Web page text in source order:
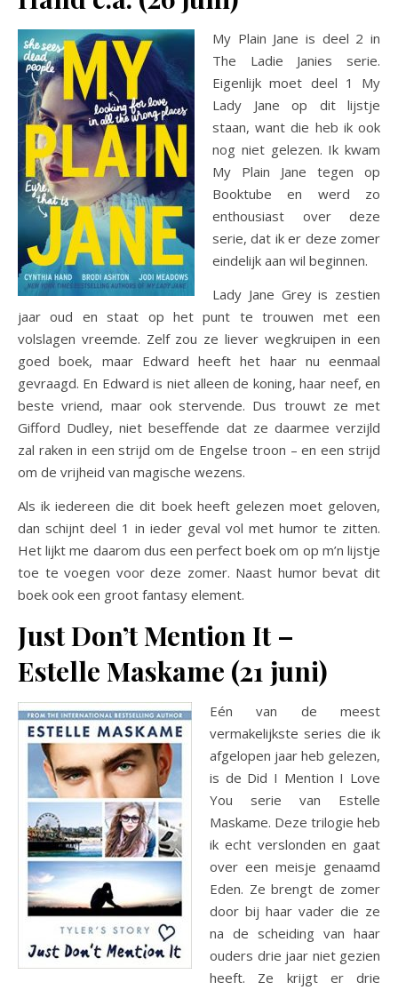
My Plain Jane is deel 2 in
The Ladie Janies serie.
Eigenlijk moet deel 1 My
Lady Jane op dit lijstje
staan, want die heb ik ook
nog niet gelezen. Ik kwam
My Plain Jane tegen op
Booktube en werd zo
enthousiast over deze
serie, dat ik er deze zomer
eindelijk aan wil beginnen.
Lady Jane Grey is zestien
jaar oud en staat op het punt te trouwen met een
volslagen vreemde. Zelf zou ze liever wegkruipen in een
goed boek, maar Edward heeft het haar nu eenmaal
gevraagd. En Edward is niet alleen de koning, haar neef, en
beste vriend, maar ook stervende. Dus trouwt ze met
Gifford Dudley, niet beseffende dat ze daarmee verzijld
zal raken in een strijd om de Engelse troon – en een strijd
om de vrijheid van magische wezens.
Als ik iedereen die dit boek heeft gelezen moet geloven,
dan schijnt deel 1 in ieder geval vol met humor te zitten.
Het lijkt me daarom dus een perfect boek om op m’n lijstje
toe te voegen voor deze zomer. Naast humor bevat dit
boek ook een groot fantasy element.
Just Don’t Mention It –
Estelle Maskame (21 juni)
Eén van de meest
vermakelijkste series die ik
afgelopen jaar heb gelezen,
is de Did I Mention I Love
You serie van Estelle
Maskame. Deze trilogie heb
ik echt verslonden en gaat
over een meisje genaamd
Eden. Ze brengt de zomer
door bij haar vader die ze
na de scheiding van haar
ouders drie jaar niet gezien
heeft. Ze krijgt er drie